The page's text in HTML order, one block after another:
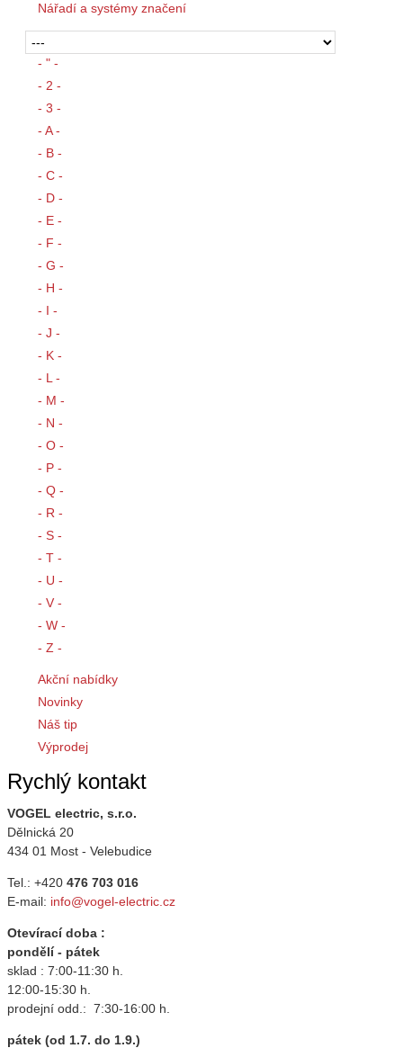
Nářadí a systémy značení
- " -
- 2 -
- 3 -
- A -
- B -
- C -
- D -
- E -
- F -
- G -
- H -
- I -
- J -
- K -
- L -
- M -
- N -
- O -
- P -
- Q -
- R -
- S -
- T -
- U -
- V -
- W -
- Z -
Akční nabídky
Novinky
Náš tip
Výprodej
Rychlý kontakt
VOGEL electric, s.r.o.
Dělnická 20
434 01 Most - Velebudice
Tel.: +420 476 703 016
E-mail: info@vogel-electric.cz
Otevírací doba :
pondělí - pátek
sklad : 7:00-11:30 h.
12:00-15:30 h.
prodejní odd.: 7:30-16:00 h.
pátek (od 1.7. do 1.9.)